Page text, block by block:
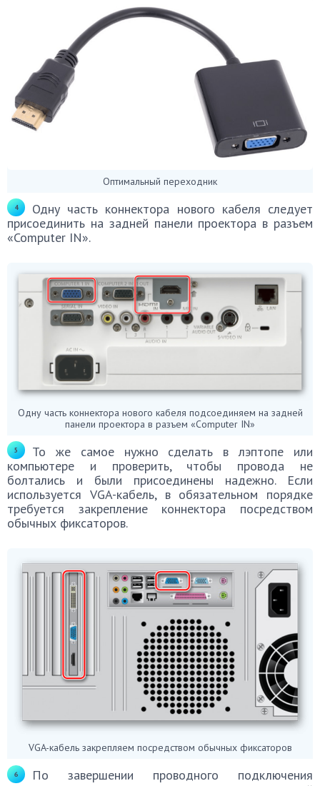
Оптимальный переходник
Одну часть коннектора нового кабеля следует
присоединить на задней панели проектора в разъем
«Computer IN».
Одну часть коннектора нового кабеля подсоединяем на задней
панели проектора в разъем «Computer IN»
То же самое нужно сделать в лэптопе или
компьютере и проверить, чтобы провода не
болтались и были присоединены надежно. Если
используется VGA-кабель, в обязательном порядке
требуется закрепление коннектора посредством
обычных фиксаторов.
VGA-кабель закрепляем посредством обычных фиксаторов
По завершении проводного подключения